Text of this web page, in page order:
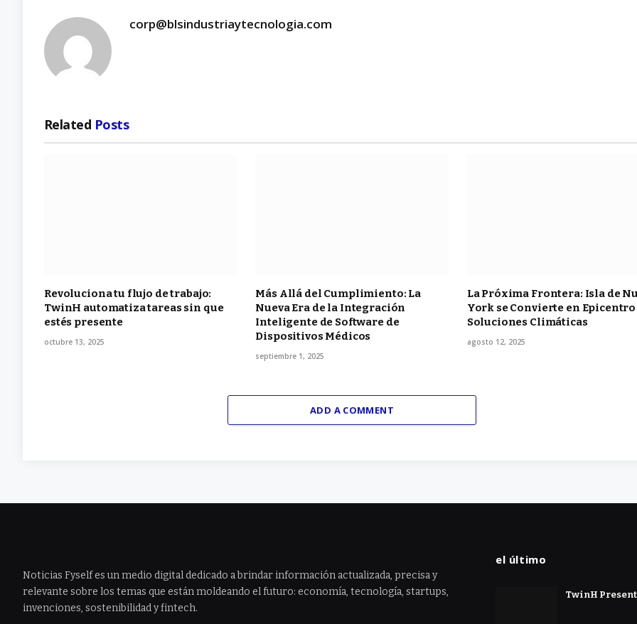
corp@blsindustriaytecnologia.com
Related Posts
Revoluciona tu flujo de trabajo:
TwinH automatiza tareas sin que
estés presente
octubre 13, 2025
Más Allá del Cumplimiento: La
Nueva Era de la Integración
Inteligente de Software de
Dispositivos Médicos
septiembre 1, 2025
La Próxima Frontera: Isla de
York se Convierte en Epicentro
Soluciones Climáticas
agosto 12, 2025
ADD A COMMENT
Noticias Fyself es un medio digital dedicado a brindar información actualizada, precisa y
relevante sobre los temas que están moldeando el futuro: economía, tecnología, startups,
invenciones, sostenibilidad y fintech.
el último
TwinH